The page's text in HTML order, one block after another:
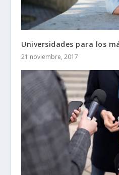
Universidades para los
21 noviembre, 2017